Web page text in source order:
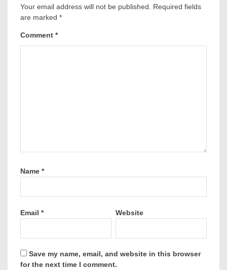
Your email address will not be published.
Required fields
are marked *
Comment *
Name *
Email * Website
Save my name, email, and website in this browser
for the next time I comment.